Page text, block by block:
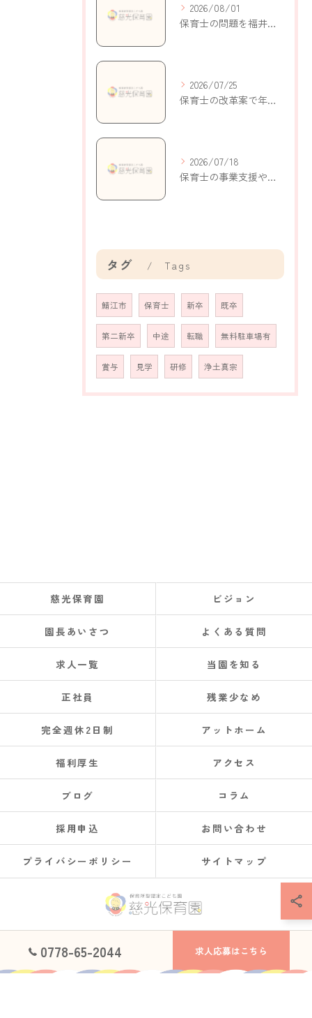
2026/08/01
保育士の問題を福井県鯖江市持明寺町で考える現状と解決策
2026/07/25
保育士の改革案で年収アップと働きやすさを実現する新制度の活用ポイント
2026/07/18
保育士の事業支援やキャリアを福井県鯖江市米岡町で実現するための制度と働き方
タグ Tags
鯖江市 保育士 新卒 既卒
第二新卒 中途 転職 無料駐車場有
賞与 見学 研修 浄土真宗
0778-65-2044 求人応募はこちら
慈光保育園 ビジョン
園長あいさつ よくある質問
求人一覧 当園を知る
正社員 残業少なめ
完全週休2日制 アットホーム
福利厚生 アクセス
ブログ コラム
採用申込 お問い合わせ
プライバシーポリシー サイトマップ